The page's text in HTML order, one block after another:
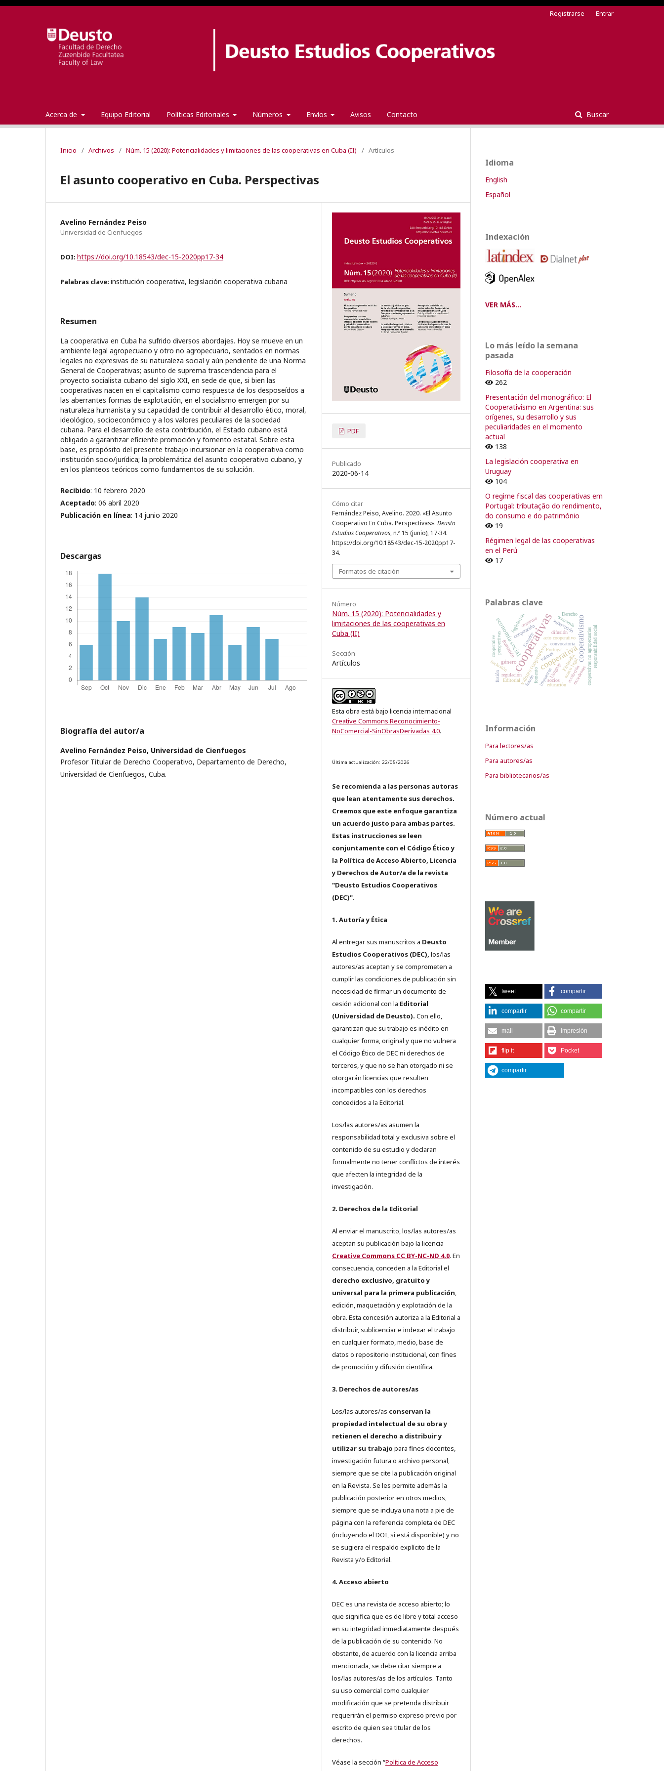
Acerca de Equipo Editorial Políticas Editoriales Números Envíos Avisos Contacto Buscar
Registrarse Entrar
Inicio / Archivos / Núm. 15 (2020): Potencialidades y limitaciones de las cooperativas en Cuba (II) / Artículos
El asunto cooperativo en Cuba. Perspectivas
Avelino Fernández Peiso
Universidad de Cienfuegos
DOI: https://doi.org/10.18543/dec-15-2020pp17-34
Palabras clave: institución cooperativa, legislación cooperativa cubana
Resumen
La cooperativa en Cuba ha sufrido diversos abordajes. Hoy se mueve en un
ambiente legal agropecuario y otro no agropecuario, sentados en normas
legales no expresivas de su naturaleza social y aún pendiente de una Norma
General de Cooperativas; asunto de suprema trascendencia para el
proyecto socialista cubano del siglo XXI, en sede de que, si bien las
cooperativas nacen en el capitalismo como respuesta de los desposeídos a
las aberrantes formas de explotación, en el socialismo emergen por su
naturaleza humanista y su capacidad de contribuir al desarrollo ético, moral,
ideológico, socioeconómico y a los valores peculiares de la sociedad
cubana. Para el desarrollo de esta contribución, el Estado cubano está
obligado a garantizar eficiente promoción y fomento estatal. Sobre esta
base, es propósito del presente trabajo incursionar en la cooperativa como
institución socio/jurídica; la problemática del asunto cooperativo cubano, y
en los planteos teóricos como fundamentos de su solución.
Recibido: 10 febrero 2020
Aceptado: 06 abril 2020
Publicación en línea: 14 junio 2020
Descargas
Biografía del autor/a
Avelino Fernández Peiso, Universidad de Cienfuegos
Profesor Titular de Derecho Cooperativo, Departamento de Derecho,
Universidad de Cienfuegos, Cuba.
PDF
Publicado
2020-06-14
Cómo citar
Fernández Peiso, Avelino. 2020. «El Asunto
Cooperativo En Cuba. Perspectivas». Deusto
Estudios Cooperativos, n.º 15 (junio), 17-34.
https://doi.org/10.18543/dec-15-2020pp17-
34.
Formatos de citación
Número
Núm. 15 (2020): Potencialidades y
limitaciones de las cooperativas en
Cuba (II)
Sección
Artículos
Esta obra está bajo licencia internacional
Creative Commons Reconocimiento-
NoComercial-SinObrasDerivadas 4.0.
Última actualización: 22/05/2026
Se recomienda a las personas autoras
que lean atentamente sus derechos.
Creemos que este enfoque garantiza
un acuerdo justo para ambas partes.
Estas instrucciones se leen
conjuntamente con el Código Ético y
la Política de Acceso Abierto, Licencia
y Derechos de Autor/a de la revista
"Deusto Estudios Cooperativos
(DEC)".
1. Autoría y Ética
Al entregar sus manuscritos a Deusto
Estudios Cooperativos (DEC), los/las
autores/as aceptan y se comprometen a
cumplir las condiciones de publicación sin
necesidad de firmar un documento de
cesión adicional con la Editorial
(Universidad de Deusto). Con ello,
garantizan que su trabajo es inédito en
cualquier forma, original y que no vulnera
el Código Ético de DEC ni derechos de
terceros, y que no se han otorgado ni se
otorgarán licencias que resulten
incompatibles con los derechos
concedidos a la Editorial.
Los/las autores/as asumen la
responsabilidad total y exclusiva sobre el
contenido de su estudio y declaran
formalmente no tener conflictos de interés
que afecten la integridad de la
investigación.
2. Derechos de la Editorial
Al enviar el manuscrito, los/las autores/as
aceptan su publicación bajo la licencia
Creative Commons CC BY-NC-ND 4.0. En
consecuencia, conceden a la Editorial el
derecho exclusivo, gratuito y
universal para la primera publicación,
edición, maquetación y explotación de la
obra. Esta concesión autoriza a la Editorial a
distribuir, sublicenciar e indexar el trabajo
en cualquier formato, medio, base de
datos o repositorio institucional, con fines
de promoción y difusión científica.
3. Derechos de autores/as
Los/las autores/as conservan la
propiedad intelectual de su obra y
retienen el derecho a distribuir y
utilizar su trabajo para fines docentes,
investigación futura o archivo personal,
siempre que se cite la publicación original
en la Revista. Se les permite además la
publicación posterior en otros medios,
siempre que se incluya una nota a pie de
página con la referencia completa de DEC
(incluyendo el DOI, si está disponible) y no
se sugiera el respaldo explícito de la
Revista y/o Editorial.
4. Acceso abierto
DEC es una revista de acceso abierto; lo
que significa que es de libre y total acceso
en su integridad inmediatamente después
de la publicación de su contenido. No
obstante, de acuerdo con la licencia arriba
mencionada, se debe citar siempre a
los/las autores/as de los artículos. Tanto
su uso comercial como cualquier
modificación que se pretenda distribuir
requerirán el permiso expreso previo por
escrito de quien sea titular de los
derechos.
Véase la sección “Política de Acceso
Idioma
English
Español
Indexación
VER MÁS...
Lo más leído la semana
pasada
Filosofía de la cooperación
262
Presentación del monográfico: El
Cooperativismo en Argentina: sus
orígenes, su desarrollo y sus
peculiaridades en el momento
actual
138
La legislación cooperativa en
Uruguay
104
O regime fiscal das cooperativas em
Portugal: tributação do rendimento,
do consumo e do património
19
Régimen legal de las cooperativas
en el Perú
17
Palabras clave
cooperativascooperativacooperativismo
economía social
género valores cooperativos
cooperación
legislación
formación
acto cooperativo
valores cooperativas no agropecuarias
UruguayFinlandia
supervisión
perspectivas
regulación marco legal
Ecuador
fomento evolución
inclusión
convocatoria responsabilidad social
difusión
Portugal
impuestos
economía
consumo
Editorial fraude
cooperative
excedentes
educación
fusión
Derecho
socios
Información
Para lectores/as
Para autores/as
Para bibliotecarios/as
Número actual
tweet compartir
compartir compartir
mail impresión
flip it Pocket
compartir